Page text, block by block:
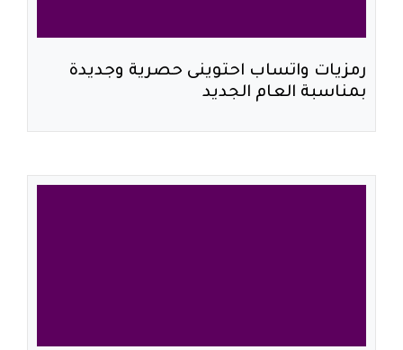
رمزيات واتساب احتوينى حصرية وجديدة
بمناسبة العام الجديد